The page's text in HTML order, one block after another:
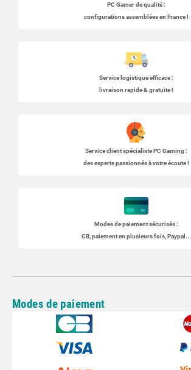
PC Gamerde qualité :
configurations assemblées en France !
Service logistique efficace :
livraison rapide & gratuite !
Service client spécialistePC Gaming:
des experts passionnés à votre écoute !
Modes de paiement sécurisés :
CB, paiement en plusieurs fois, Paypal...
Modes de paiement